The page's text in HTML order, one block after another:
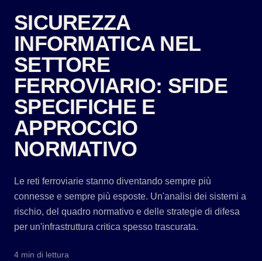
SICUREZZA
INFORMATICA NEL
SETTORE
FERROVIARIO: SFIDE
SPECIFICHE E
APPROCCIO
NORMATIVO
Le reti ferroviarie stanno diventando sempre più
connesse e sempre più esposte. Un'analisi dei sistemi a
rischio, del quadro normativo e delle strategie di difesa
per un'infrastruttura critica spesso trascurata.
4 min di lettura